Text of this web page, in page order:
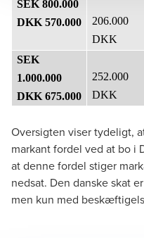
SEK 800.000
DKK 570.000
206.000
DKK
SEK
1.000.000
DKK 675.000
252.000
DKK
Oversigten viser tydeligt,
markant fordel ved at bo i
at denne fordel stiger
nedsat. Den danske skat
men kun med